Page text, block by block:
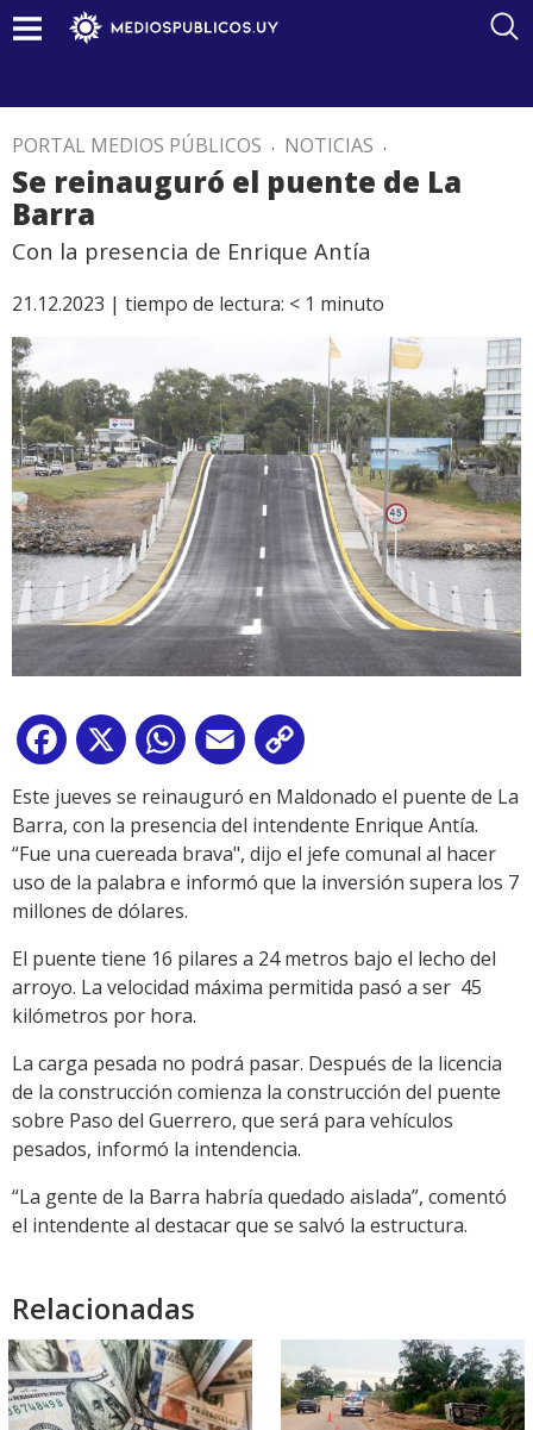
PORTAL MEDIOS PÚBLICOS . NOTICIAS .
Se reinauguró el puente de La
Barra
Con la presencia de Enrique Antía
21.12.2023 | tiempo de lectura: < 1 minuto
Facebook
X WhatsApp
Email
Link
Este jueves se reinauguró en Maldonado el puente de La
Barra, con la presencia del intendente Enrique Antía.
“Fue una cuereada brava", dijo el jefe comunal al hacer
uso de la palabra e informó que la inversión supera los 7
millones de dólares.
El puente tiene 16 pilares a 24 metros bajo el lecho del
arroyo. La velocidad máxima permitida pasó a ser 45
kilómetros por hora.
La carga pesada no podrá pasar. Después de la licencia
de la construcción comienza la construcción del puente
sobre Paso del Guerrero, que será para vehículos
pesados, informó la intendencia.
“La gente de la Barra habría quedado aislada”, comentó
el intendente al destacar que se salvó la estructura.
Relacionadas